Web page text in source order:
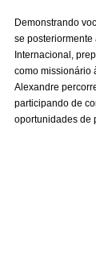
Demonstrando
se posteriormente
Internacional,
como missionário
Alexandre
participando de
oportunidades de